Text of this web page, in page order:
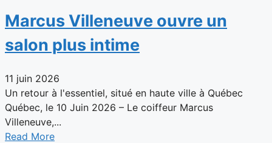
Marcus Villeneuve ouvre un
salon plus intime
11 juin 2026
Un retour à l'essentiel, situé en haute ville à Québec
Québec, le 10 Juin 2026 – Le coiffeur Marcus
Villeneuve,...
Read More